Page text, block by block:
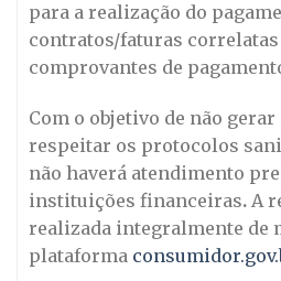
para a realização do
contratos/faturas correlatas
comprovantes de
Com o objetivo de não
respeitar os protocolos
não haverá atendimento
instituições financeiras. A
realizada integralmente de
plataforma